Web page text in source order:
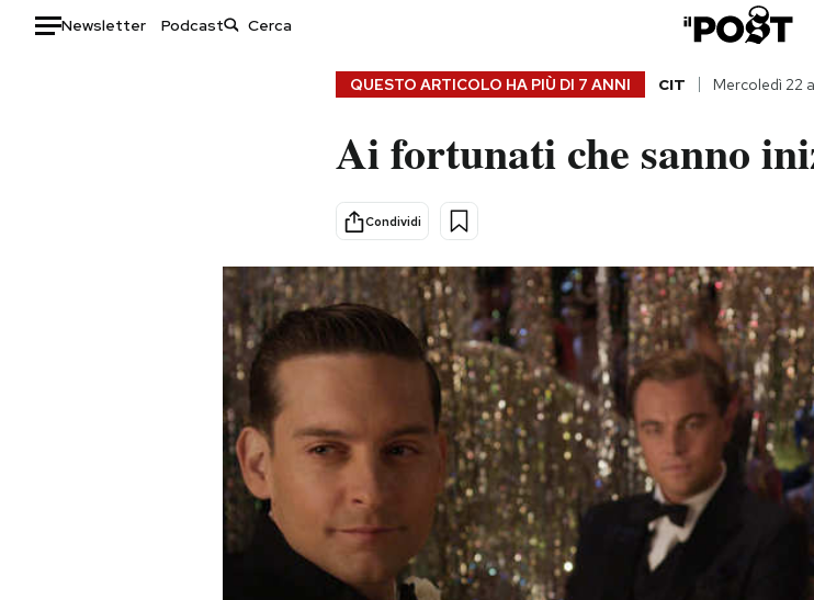
Newsletter Podcast
Consumismi
Storie/Idee
Ok Boomer!
Media
Europa
Altrecose
Mondiali calcio 2026
QUESTO ARTICOLO HA PIÙ DI 7 ANNI CIT Mercoledì 22
Ai fortunati che sanno
Condividi